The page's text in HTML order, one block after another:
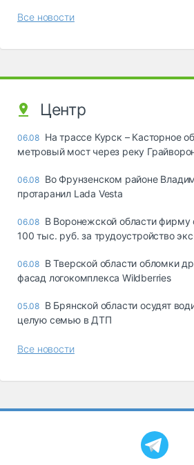
Все новости
Центр
06.08 На трассе Курск – Касторное
метровый мост через реку
06.08 Во Фрунзенском районе
протаранил Lada Vesta
06.08 В Воронежской области фирму
100 тыс. руб. за трудоустройство
06.08 В Тверской области обломки
фасад логокомплекса Wildberries
05.08 В Брянской области осудят
целую семью в ДТП
Все новости